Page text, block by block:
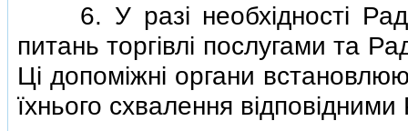
6. У разi необхiдностi Рада
питань торгiвлi послугами та
Цi допомiжнi органи
їхнього схвалення